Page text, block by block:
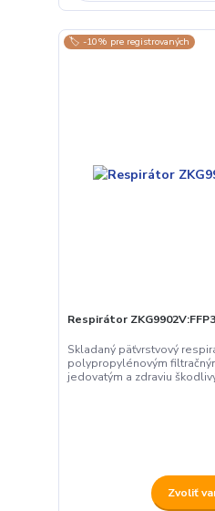
🏷️ -10% pre registrovaných
Respirátor
Skladaný päťvrstvový
polypropylénovým
jedovatým a zdraviu
Zvoliť